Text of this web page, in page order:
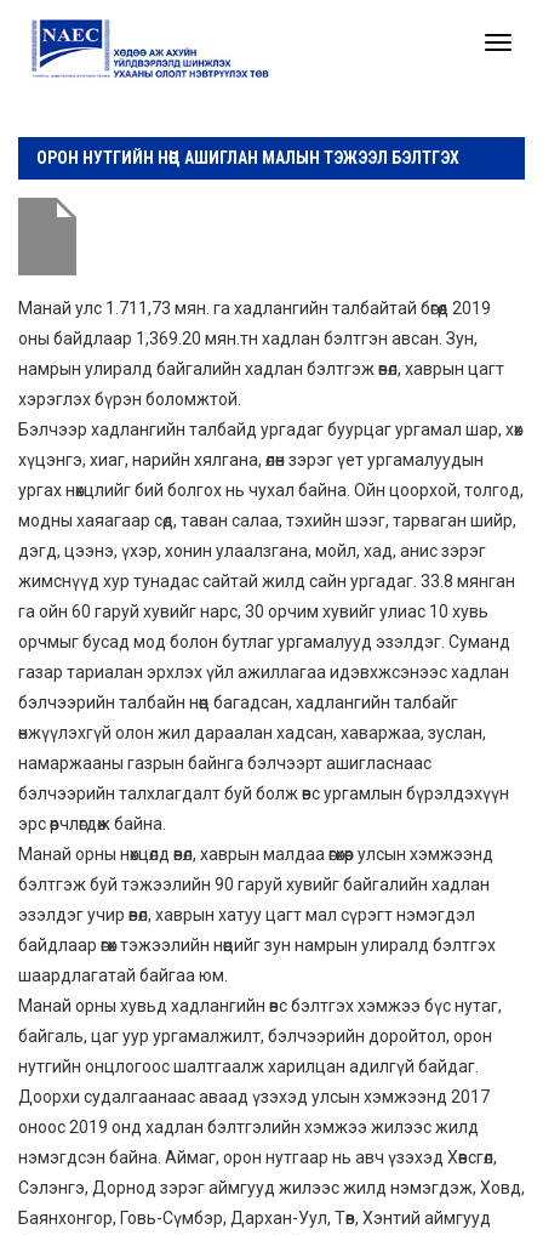
Toggle
ОРОН НУТГИЙН НӨӨЦ АШИГЛАН МАЛЫН ТЭЖЭЭЛ БЭЛТГЭХ
Манай улс 1.711,73 мян. га хадлангийн талбайтай бөгөөд 2019
оны байдлаар 1,369.20 мян.тн хадлан бэлтгэн авсан. Зун,
намрын улиралд байгалийн хадлан бэлтгэж өвөл, хаврын цагт
хэрэглэх бүрэн боломжтой.
Бэлчээр хадлангийн талбайд ургадаг буурцаг ургамал шар, хөх
хүцэнгэ, хиаг, нарийн хялгана, өлөн зэрэг үет ургамалуудын
ургах нөхцлийг бий болгох нь чухал байна. Ойн цоорхой, толгод,
модны хаяагаар сөд, таван салаа, тэхийн шээг, тарваган шийр,
дэгд, цээнэ, үхэр, хонин улаалзгана, мойл, хад, анис зэрэг
жимснүүд хур тунадас сайтай жилд сайн ургадаг. 33.8 мянган
га ойн 60 гаруй хувийг нарс, 30 орчим хувийг улиас 10 хувь
орчмыг бусад мод болон бутлаг ургамалууд эзэлдэг. Суманд
газар тариалан эрхлэх үйл ажиллагаа идэвхжсэнээс хадлан
бэлчээрийн талбайн нөөц багадсан, хадлангийн талбайг
өнжүүлэхгүй олон жил дараалан хадсан, хаваржаа, зуслан,
намаржааны газрын байнга бэлчээрт ашигласнаас
бэлчээрийн талхлагдалт буй болж өвс ургамлын бүрэлдэхүүн
эрс өөрчлөгдөж байна.
Манай орны нөхцөлд өвөл, хаврын малдаа өгөхөөр улсын хэмжээнд
бэлтгэж буй тэжээлийн 90 гаруй хувийг байгалийн хадлан
эзэлдэг учир өвөл, хаврын хатуу цагт мал сүрэгт нэмэгдэл
байдлаар өгөх тэжээлийн нөөцийг зун намрын улиралд бэлтгэх
шаардлагатай байгаа юм.
Манай орны хувьд хадлангийн өвс бэлтгэх хэмжээ бүс нутаг,
байгаль, цаг уур ургамалжилт, бэлчээрийн доройтол, орон
нутгийн онцлогоос шалтгаалж харилцан адилгүй байдаг.
Доорхи судалгаанаас аваад үзэхэд улсын хэмжээнд 2017
оноос 2019 онд хадлан бэлтгэлийн хэмжээ жилээс жилд
нэмэгдсэн байна. Аймаг, орон нутгаар нь авч үзэхэд Хөвсгөл,
Сэлэнгэ, Дорнод зэрэг аймгууд жилээс жилд нэмэгдэж, Ховд,
Баянхонгор, Говь-Сүмбэр, Дархан-Уул, Төв, Хэнтий аймгууд